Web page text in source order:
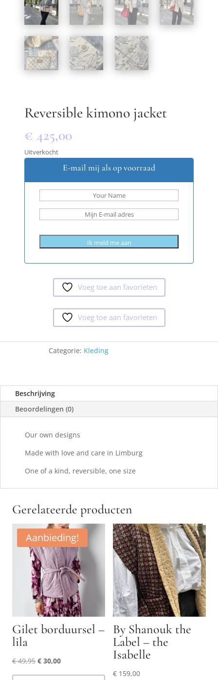
Reversible kimono jacket
€ 425,00
Uitverkocht
E-mail mij als op voorraad
Voeg toe aan favorieten
Voeg toe aan favorieten
Categorie: Kleding
Beschrijving
Beoordelingen (0)
Our own designs
Made with love and care in Limburg
One of a kind, reversible, one size
Gerelateerde producten
Aanbieding!
Gilet borduursel –
lila
€49,95 Oorspronkelijke
prijs
€ 30,00Huidige
prijs
By Shanouk the
Label – the
Isabelle
€159,00